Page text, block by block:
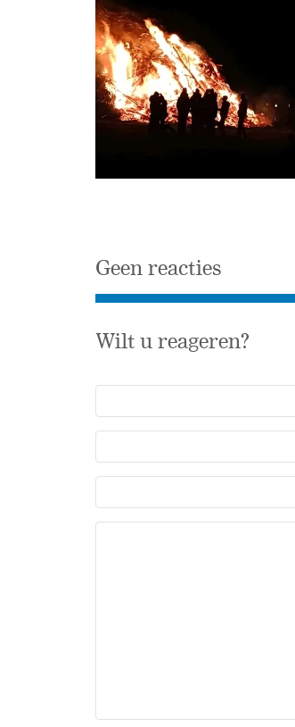
Geen reacties
Wilt u reageren?